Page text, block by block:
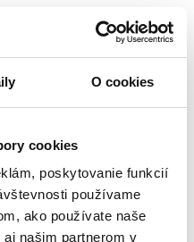
O cookies
cookies
poskytovanie funkcií
používame
ako používate naše
našim partnerom v